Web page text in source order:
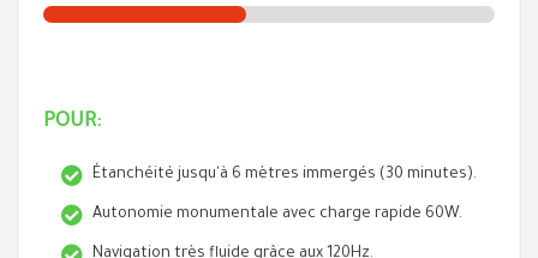
POUR:
Étanchéité jusqu'à 6 mètres immergés (30 minutes).
Autonomie monumentale avec charge rapide 60W.
Navigation très fluide grâce aux 120Hz.